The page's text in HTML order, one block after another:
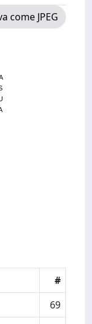
come JPEG
#
69